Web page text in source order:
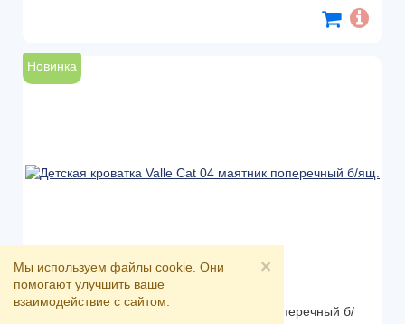
Новинка
Детская кроватка Valle Cat 04 маятник поперечный б/
×
Мы используем файлы cookie. Они
помогают улучшить ваше
взаимодействие с сайтом.